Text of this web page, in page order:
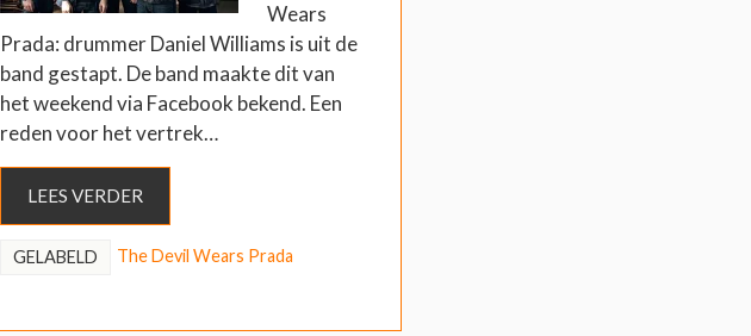
Wears
Prada: drummer Daniel Williams is uit de
band gestapt. De band maakte dit van
het weekend via Facebook bekend. Een
reden voor het vertrek…
LEES VERDER
GELABELD The Devil Wears Prada